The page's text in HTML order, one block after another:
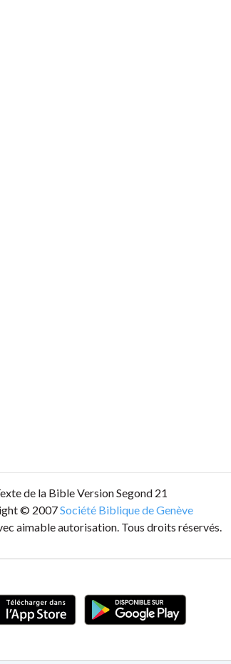
de la Bible Version Segond 21
© 2007Société Biblique de Genève
aimable autorisation. Tous droits réservés.